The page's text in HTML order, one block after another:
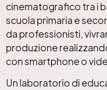
cinematografico tra i
scuola primaria e
da professionisti,
produzione
con smartphone o
Un laboratorio di